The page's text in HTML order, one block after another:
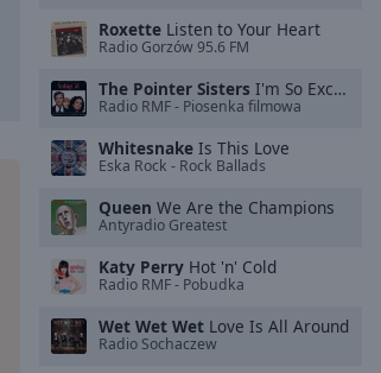
Roxette Listen to Your Heart
Radio Gorzów 95.6 FM
The Pointer Sisters I'm So Excited
Radio RMF - Piosenka filmowa
Whitesnake Is This Love
Eska Rock - Rock Ballads
Queen We Are the Champions
Antyradio Greatest
Katy Perry Hot 'n' Cold
Radio RMF - Pobudka
Wet Wet Wet Love Is All Around
Radio Sochaczew